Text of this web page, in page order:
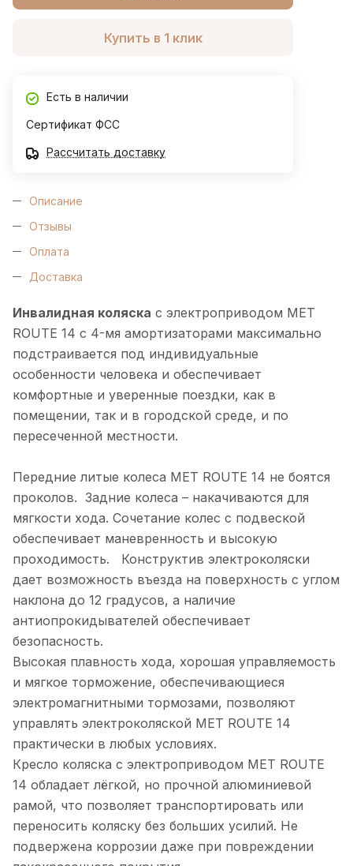
Купить в 1 клик
Есть в наличии
Сертификат ФСС
Рассчитать доставку
Описание
Отзывы
Оплата
Доставка
Инвалидная коляска с электроприводом MET
ROUTE 14 с 4-мя амортизаторами максимально
подстраивается под индивидуальные
особенности человека и обеспечивает
комфортные и уверенные поездки, как в
помещении, так и в городской среде, и по
пересеченной местности.
Передние литые колеса MET ROUTE 14 не боятся
проколов. Задние колеса – накачиваются для
мягкости хода. Сочетание колес с подвеской
обеспечивает маневренность и высокую
проходимость. Конструктив электроколяски
дает возможность въезда на поверхность с углом
наклона до 12 градусов, а наличие
антиопрокидывателей обеспечивает
безопасность.
Высокая плавность хода, хорошая управляемость
и мягкое торможение, обеспечивающиеся
электромагнитными тормозами, позволяют
управлять электроколяской MET ROUTE 14
практически в любых условиях.
Кресло коляска с электроприводом MET ROUTE
14 обладает лёгкой, но прочной алюминиевой
рамой, что позволяет транспортировать или
переносить коляску без больших усилий. Не
подвержена коррозии даже при повреждении